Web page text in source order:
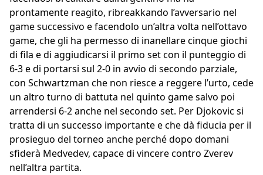
prontamente reagito, ribreakkando l’avversario nel
game successivo e facendolo un’altra volta nell’ottavo
game, che gli ha permesso di inanellare cinque giochi
di fila e di aggiudicarsi il primo set con il punteggio di
6-3 e di portarsi sul 2-0 in avvio di secondo parziale,
con Schwartzman che non riesce a reggere l’urto, cede
un altro turno di battuta nel quinto game salvo poi
arrendersi 6-2 anche nel secondo set. Per Djokovic si
tratta di un successo importante e che dà fiducia per il
prosieguo del torneo anche perché dopo domani
sfiderà Medvedev, capace di vincere contro Zverev
nell’altra partita.